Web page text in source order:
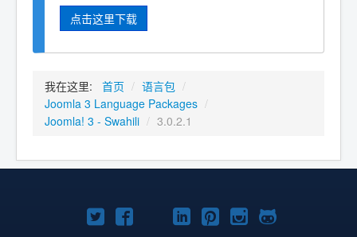
点击这里下载
我在这里: 首页 / 语言包 /
Joomla 3 Language Packages /
Joomla! 3 - Swahili / 3.0.2.1
TwitterFacebookYouTube
LinkedIn
Pinterest
Instagram
GitHub